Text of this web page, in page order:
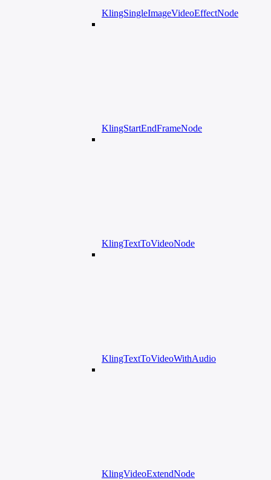
KlingSingleImageVideoEffectNode
KlingStartEndFrameNode
KlingTextToVideoNode
KlingTextToVideoWithAudio
KlingVideoExtendNode